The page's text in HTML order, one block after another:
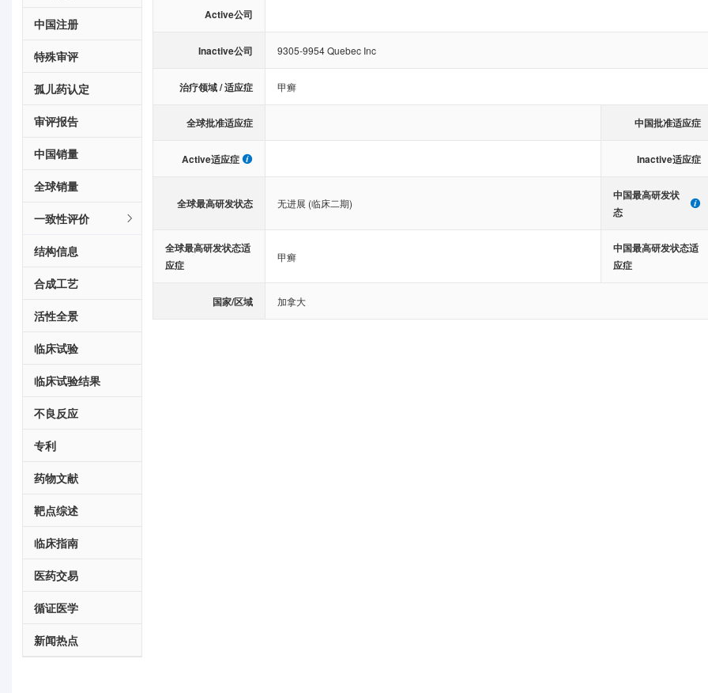
中国注册
特殊审评
孤儿药认定
审评报告
中国销量
全球销量
一致性评价
结构信息
合成工艺
活性全景
临床试验
临床试验结果
不良反应
专利
药物文献
靶点综述
临床指南
医药交易
循证医学
新闻热点
Active公司
Inactive公司 9305-9954 Quebec Inc
治疗领域 / 适应症 甲癣
全球批准适应症 中国批准适应症
Active适应症 Inactive适应症
全球最高研发状态 无进展 (临床二期)
中国最高研发状
态
全球最高研发状态适
应症
甲癣
中国最高研发状态适
应症
国家/区域 加拿大